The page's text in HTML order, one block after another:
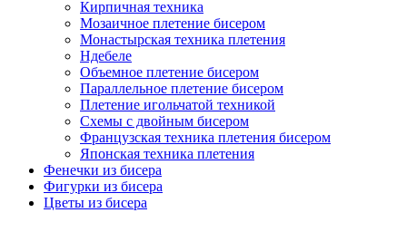
Кирпичная техника
Мозаичное плетение бисером
Монастырская техника плетения
Ндебеле
Объемное плетение бисером
Параллельное плетение бисером
Плетение игольчатой техникой
Схемы с двойным бисером
Французская техника плетения бисером
Японская техника плетения
Фенечки из бисера
Фигурки из бисера
Цветы из бисера